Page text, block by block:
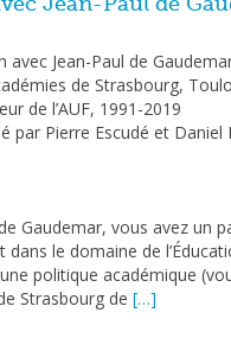
avec Jean-Paul de
de Strasbourg,
de l’AUF, 1991-2019
par Pierre Escudé et Daniel
Gaudemar, vous avez un
dans le domaine de
politique académique
Strasbourg de […]